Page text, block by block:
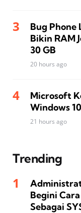
Bug Phone
Bikin RAM
30 GB
20 hours ago
Microsoft
Windows
21 hours ago
Trending
Begini
Sebagai